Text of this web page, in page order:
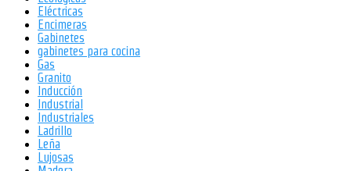
Eléctricas
Encimeras
Gabinetes
gabinetes para cocina
Gas
Granito
Inducción
Industrial
Industriales
Ladrillo
Leña
Lujosas